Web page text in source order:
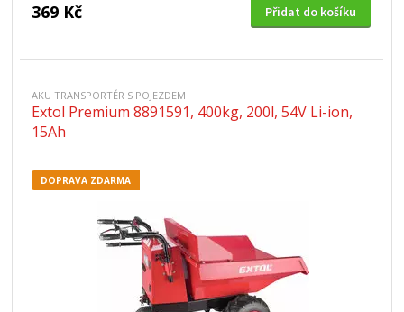
369 Kč Přidat do košíku
AKU TRANSPORTÉR S POJEZDEM
Extol Premium 8891591, 400kg, 200l, 54V Li-ion,
15Ah
DOPRAVA ZDARMA